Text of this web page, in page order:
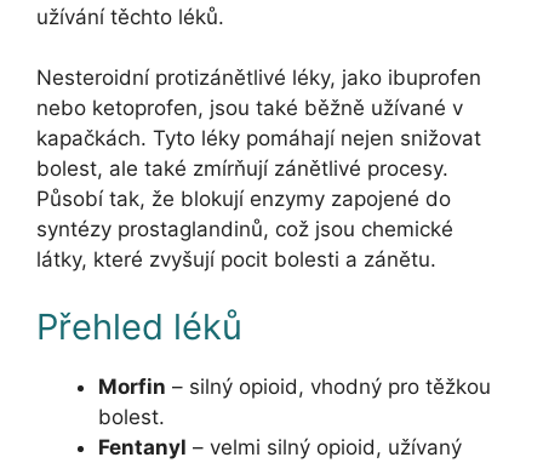
užívání těchto léků.
Nesteroidní protizánětlivé léky, jako ibuprofen
nebo ketoprofen, jsou také běžně užívané v
kapačkách. Tyto léky pomáhají nejen snižovat
bolest, ale také zmírňují zánětlivé procesy.
Působí tak, že blokují enzymy zapojené do
syntézy prostaglandinů, což jsou chemické
látky, které zvyšují pocit bolesti a zánětu.
Přehled léků
Morfin – silný opioid, vhodný pro těžkou
bolest.
Fentanyl – velmi silný opioid, užívaný